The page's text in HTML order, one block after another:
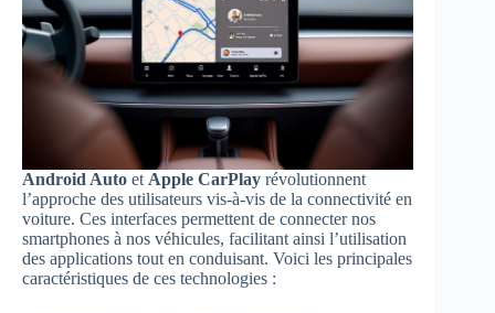
Android Auto et Apple CarPlay révolutionnent
l’approche des utilisateurs vis-à-vis de la connectivité en
voiture. Ces interfaces permettent de connecter nos
smartphones à nos véhicules, facilitant ainsi l’utilisation
des applications tout en conduisant. Voici les principales
caractéristiques de ces technologies :